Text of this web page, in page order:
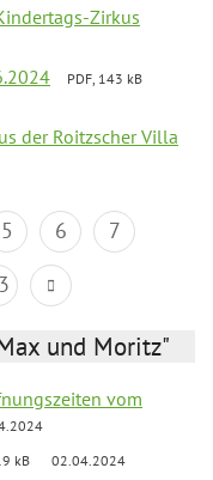
Zirkus
PDF, 143 kB
der Roitzscher Villa
5 6
7
und Moritz"
vom
kB 02.04.2024